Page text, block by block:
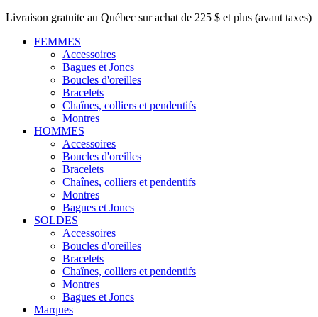
Livraison gratuite au Québec sur achat de 225 $ et plus (avant taxes)
FEMMES
Accessoires
Bagues et Joncs
Boucles d'oreilles
Bracelets
Chaînes, colliers et pendentifs
Montres
HOMMES
Accessoires
Boucles d'oreilles
Bracelets
Chaînes, colliers et pendentifs
Montres
Bagues et Joncs
SOLDES
Accessoires
Boucles d'oreilles
Bracelets
Chaînes, colliers et pendentifs
Montres
Bagues et Joncs
Marques